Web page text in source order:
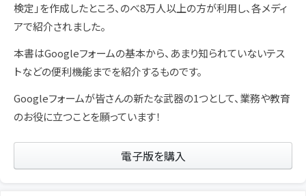
検定」を作成したところ、のべ8万人以上の方が利用し、各メディ
アで紹介されました。
本書はGoogleフォームの基本から、あまり知られていないテス
トなどの便利機能までを紹介するものです。
Googleフォームが皆さんの新たな武器の1つとして、業務や教育
のお役に立つことを願っています！
電子版を購入